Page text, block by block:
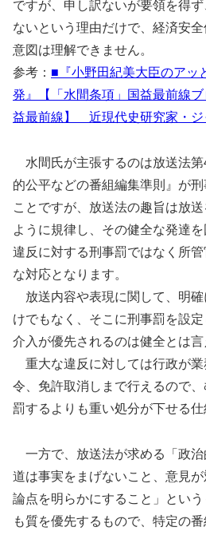
ですが、申し訳ないが要領を得
ないという理由だけで、経済安
意図は理解できません。
参考： ■『小野田紀美大臣のアッ
発』【「水間条項」国益最前線
益最前線】 近現代史研究家・ジ
水間氏が主張するのは放送法
的公平などの番組編集準則』が
ことですが、放送法の趣旨は放
ように規律し、その健全な発達を
違反に対する刑事罰ではなく所
な対応となります。
放送内容や表現に関して、明
けでもなく、そこに刑事罰を設
介入が優先されるのは健全とは言
重大な違反に対しては行政が
令、免許取消しまで行えるので
罰するよりも重い処分が下せる仕
一方で、放送法が求める「政治
道は事実をまげないこと、意見
論点を明らかにすること」とい
も質を優先するもので、特定の